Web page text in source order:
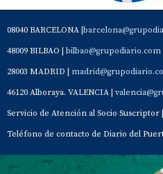
08040 BARCELONA |
48009 BILBAO | bilbao@grupodiario.com
28003 MADRID |
46120 Alboraya. VALENCIA |
Servicio de Atención al Socio Suscriptor |
Teléfono de contacto de Diario del
Contacto Aviso Legal Quiénes